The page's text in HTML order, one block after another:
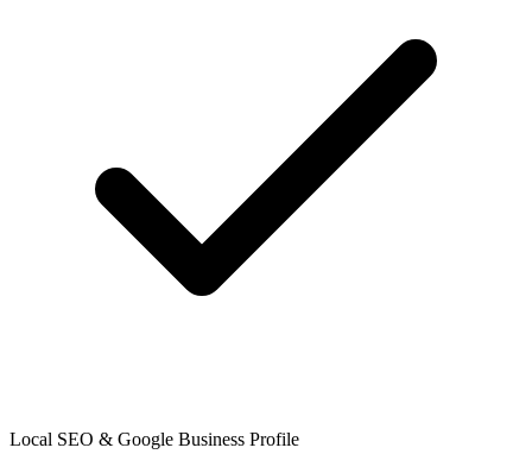
Local SEO & Google Business Profile